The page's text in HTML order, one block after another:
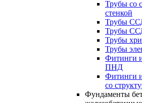
Трубы со
стенкой
Трубы
Трубы
Трубы
Трубы
Фитинги
ПНД
Фитинги
со
Фундаменты